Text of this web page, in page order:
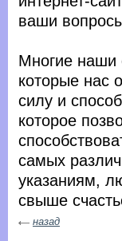
ваши
Многие наши
которые нас
силу и
которое
самых
указаниям,
свыше
назад